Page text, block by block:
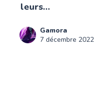
leurs...
Gamora
7 décembre 2022